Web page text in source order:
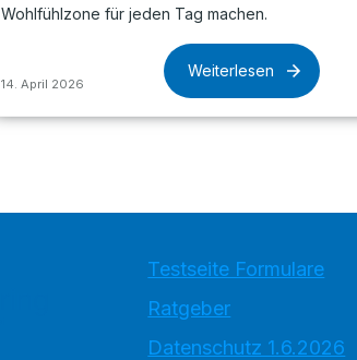
Wohlfühlzone für jeden Tag machen.
14. April 2026
Weiterlesen
Testseite Formulare
Ratgeber
Datenschutz 1.6.2026